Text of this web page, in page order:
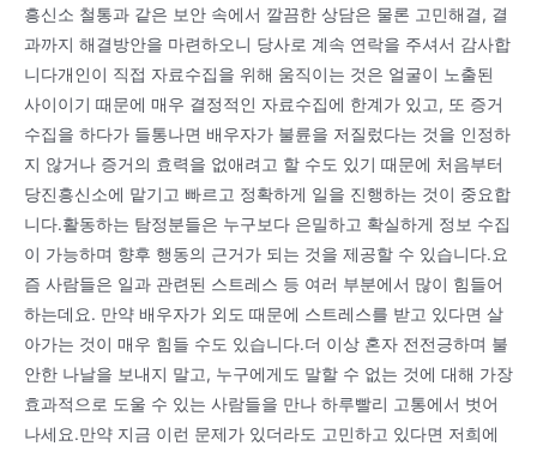
흥신소 철통과 같은 보안 속에서 깔끔한 상담은 물론 고민해결, 결
과까지 해결방안을 마련하오니 당사로 계속 연락을 주셔서 감사합
니다개인이 직접 자료수집을 위해 움직이는 것은 얼굴이 노출된
사이이기 때문에 매우 결정적인 자료수집에 한계가 있고, 또 증거
수집을 하다가 들통나면 배우자가 불륜을 저질렀다는 것을 인정하
지 않거나 증거의 효력을 없애려고 할 수도 있기 때문에 처음부터
당진흥신소에 맡기고 빠르고 정확하게 일을 진행하는 것이 중요합
니다.활동하는 탐정분들은 누구보다 은밀하고 확실하게 정보 수집
이 가능하며 향후 행동의 근거가 되는 것을 제공할 수 있습니다.요
즘 사람들은 일과 관련된 스트레스 등 여러 부분에서 많이 힘들어
하는데요. 만약 배우자가 외도 때문에 스트레스를 받고 있다면 살
아가는 것이 매우 힘들 수도 있습니다.더 이상 혼자 전전긍하며 불
안한 나날을 보내지 말고, 누구에게도 말할 수 없는 것에 대해 가장
효과적으로 도울 수 있는 사람들을 만나 하루빨리 고통에서 벗어
나세요.만약 지금 이런 문제가 있더라도 고민하고 있다면 저희에